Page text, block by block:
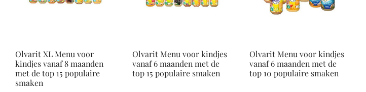
Olvarit XL Menu voor
kindjes vanaf 8 maanden
met de top 15 populaire
smaken
Olvarit Menu voor kindjes
vanaf 6 maanden met de
top 15 populaire smaken
Olvarit Menu voor kindjes
vanaf 6 maanden met de
top 10 populaire smaken